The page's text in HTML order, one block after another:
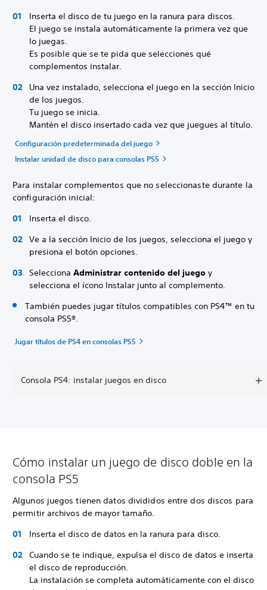
Inserta el disco de tu juego en la ranura para discos.
El juego se instala automáticamente la primera vez que
lo juegas.
Es posible que se te pida que selecciones qué
complementos instalar.
Una vez instalado, selecciona el juego en la sección Inicio
de los juegos.
Tu juego se inicia.
Mantén el disco insertado cada vez que juegues al título.
Configuración predeterminada del juego
Instalar unidad de disco para consolas PS5
Para instalar complementos que no seleccionaste durante la
configuración inicial:
Inserta el disco.
Ve a la sección Inicio de los juegos, selecciona el juego y
presiona el botón opciones.
Selecciona Administrar contenido del juego y
selecciona el ícono Instalar junto al complemento.
También puedes jugar títulos compatibles con PS4™ en tu
consola PS5®.
Jugar títulos de PS4 en consolas PS5
Consola PS4: instalar juegos en disco
Cómo instalar un juego de disco doble en la
consola PS5
Algunos juegos tienen datos divididos entre dos discos para
permitir archivos de mayor tamaño.
Inserta el disco de datos en la ranura para disco.
Cuando se te indique, expulsa el disco de datos e inserta
el disco de reproducción.
La instalación se completa automáticamente con el disco